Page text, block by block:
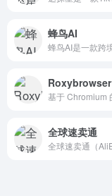
蜂鸟AI
Roxybrowser
全球速卖通